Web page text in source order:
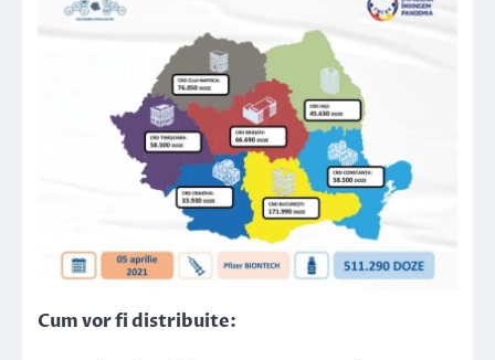
Cum vor fi distribuite: